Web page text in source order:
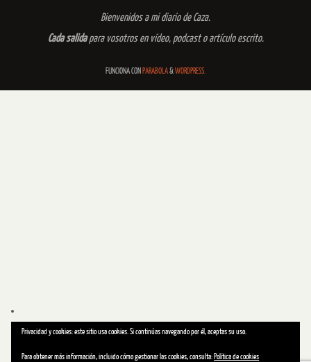
Bienvenidos a mi diario de Caza.
Cada salidapara vosotros en vídeo, podcast o artículo escrito.
FUNCIONA CON PARABOLA&WORDPRESS.
Privacidad y cookies: este sitio usa cookies. Si continúas navegando por él, aceptas su uso.
Para obtener más información, incluido cómo gestionar las cookies, consulta: Política de cookies